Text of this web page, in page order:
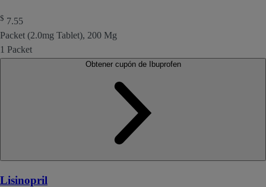
$ 7.55
Packet (2.0mg Tablet), 200 Mg
1 Packet
Obtener cupón de Ibuprofen
Lisinopril